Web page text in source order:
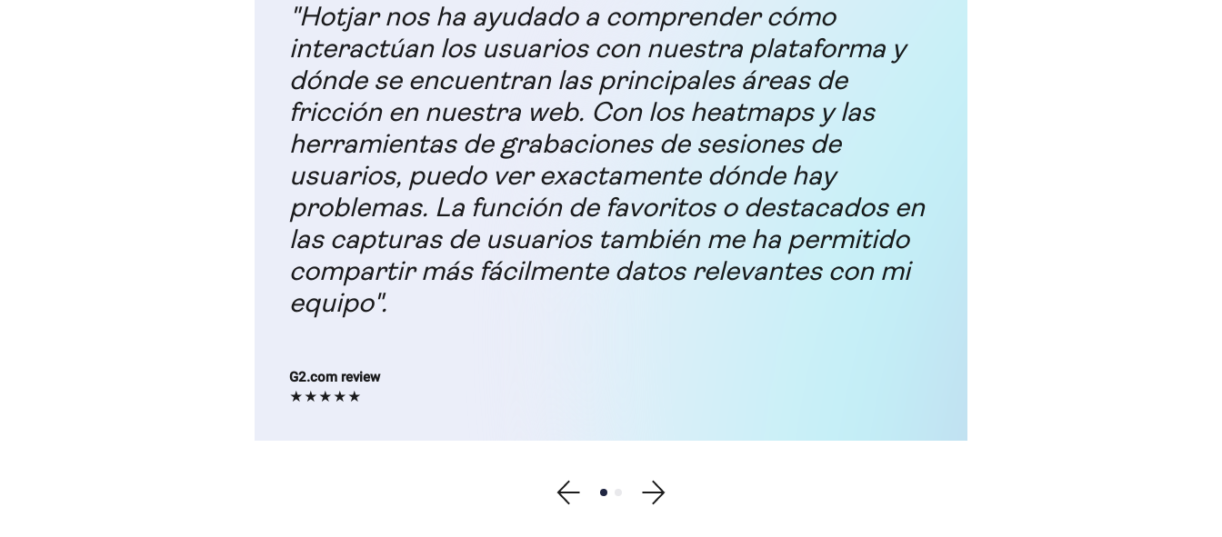
"Hotjar nos ha ayudado a comprender cómo
interactúan los usuarios con nuestra plataforma y
dónde se encuentran las principales áreas de
fricción en nuestra web. Con los heatmaps y las
herramientas de grabaciones de sesiones de
usuarios, puedo ver exactamente dónde hay
problemas. La función de favoritos o destacados en
las capturas de usuarios también me ha permitido
compartir más fácilmente datos relevantes con mi
equipo".
G2.com review
★★★★★
Show previous testimonial
Show testimonial 1
Show testimonial 2
Show next testimonial